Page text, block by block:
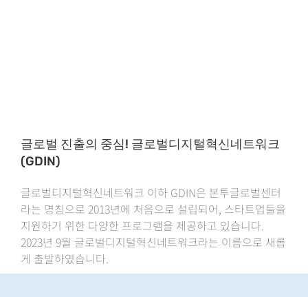
글로벌 진출의 중심! 글로벌디지털혁신네트워크
(GDIN)
글로벌디지털혁신네트워크 이하 GDIN은 본투글로벌센터
라는 명칭으로 2013년에 처음으로 설립되어, 스타트업들을
지원하기 위한 다양한 프로그램을 제공하고 있습니다.
2023년 9월 글로벌디지털혁신네트워크라는 이름으로 새롭
게 출발하였습니다.